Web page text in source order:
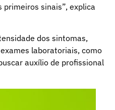
sinais”, explica
dos sintomas,
laboratoriais, como
auxílio de profissional